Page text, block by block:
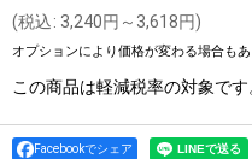
(税込: 3,240円 ～3,618円)
オプションにより価格が変わる場合もあ
この商品は軽減税率の対象です
Facebookでシェア